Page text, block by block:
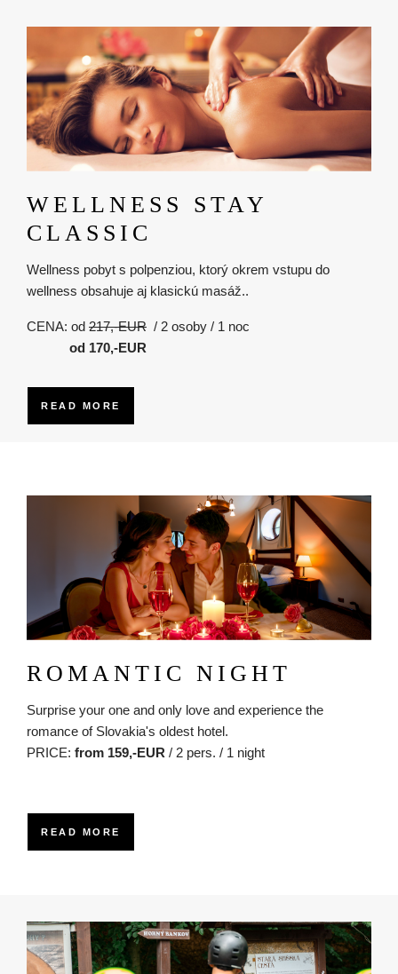
WELLNESS STAY
CLASSIC
Wellness pobyt s polpenziou, ktorý okrem vstupu do
wellness obsahuje aj klasickú masáž..
CENA: od 217,-EUR / 2 osoby / 1 noc
od 170,-EUR
READ MORE
ROMANTIC NIGHT
Surprise your one and only love and experience the
romance of Slovakia's oldest hotel.
PRICE: from 159,-EUR / 2 pers. / 1 night
READ MORE
Obrázok